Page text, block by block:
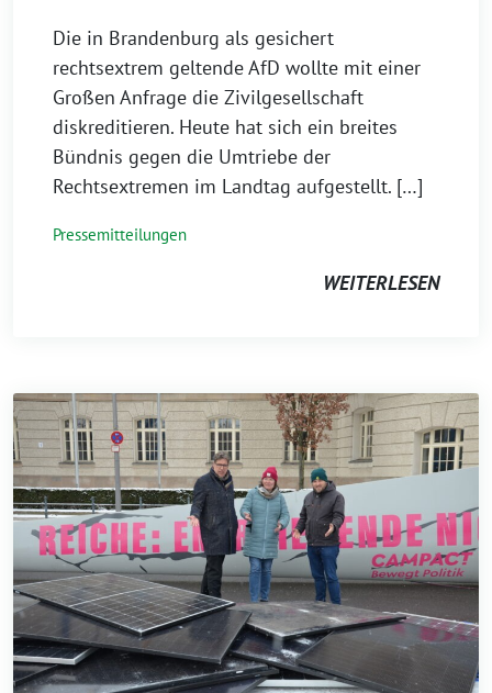
Die in Brandenburg als gesichert
rechtsextrem geltende AfD wollte mit einer
Großen Anfrage die Zivilgesellschaft
diskreditieren. Heute hat sich ein breites
Bündnis gegen die Umtriebe der
Rechtsextremen im Landtag aufgestellt. […]
Pressemitteilungen
WEITERLESEN